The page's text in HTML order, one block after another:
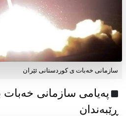
سازمانی خەبات ی کوردستانی ئێران
ڕێبەندان